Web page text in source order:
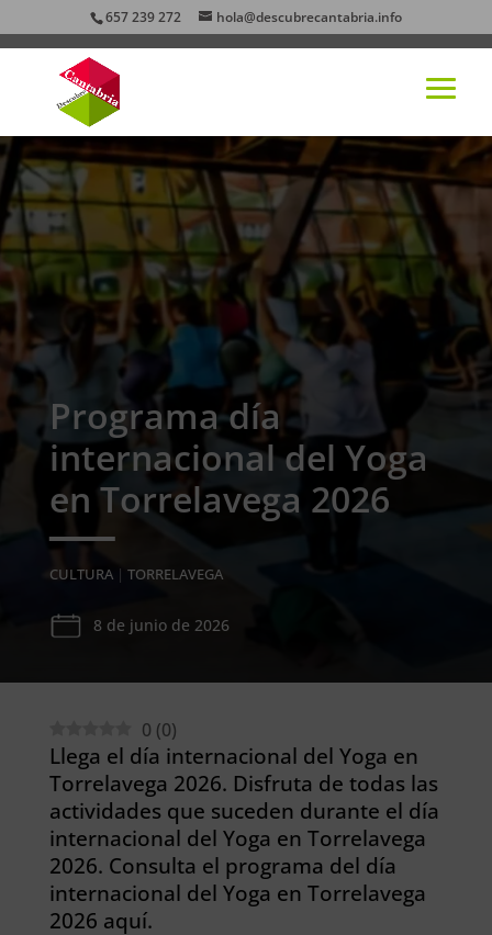
657 239 272 hola@descubrecantabria.info
Programa día
internacional del Yoga
en Torrelavega 2026
CULTURA| TORRELAVEGA
8 de junio de 2026
0 (0)
Llega el día internacional del Yoga en
Torrelavega 2026. Disfruta de todas las
actividades que suceden durante el día
internacional del Yoga en Torrelavega
2026. Consulta el programa del día
internacional del Yoga en Torrelavega
2026 aquí.